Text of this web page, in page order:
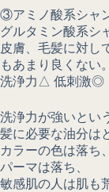
③アミノ酸系シャ
グルタミン酸系シ
皮膚、毛髪に対し
もあまり良くない
洗浄力△ 低刺激◎
洗浄力が強いとい
髪に必要な油分は
カラーの色は落ち、
パーマは落ち、
敏感肌の人は肌も